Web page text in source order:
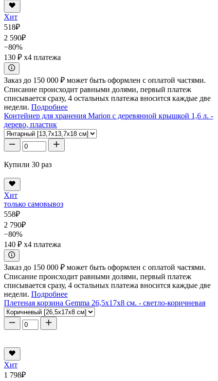
Хит
518₽
2 590₽
−80%
130 ₽ x4 платежа
Заказ до 150 000 ₽ может быть оформлен с оплатой частями.
Списание происходит равными долями, первый платеж
списывается сразу, 4 остальных платежа вносится каждые две
недели. Подробнее
Контейнер для хранения Marion с деревянной крышкой 1,6 л. -
дерево, пластик
Купили 30 раз
Хит
только самовывоз
558₽
2 790₽
−80%
140 ₽ x4 платежа
Заказ до 150 000 ₽ может быть оформлен с оплатой частями.
Списание происходит равными долями, первый платеж
списывается сразу, 4 остальных платежа вносится каждые две
недели. Подробнее
Плетеная корзина Gemma 26,5x17x8 см. - светло-коричневая
Хит
1 798₽